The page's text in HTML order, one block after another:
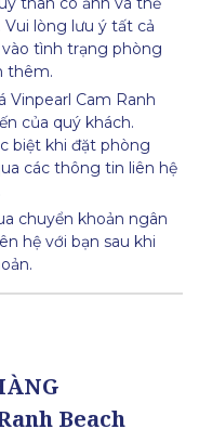
lòng lưu ý tất cả
tình trạng phòng
thêm.
Vinpearl Cam Ranh
của quý khách.
biệt khi đặt phòng
các thông tin liên hệ
chuyển khoản ngân
hệ với bạn sau khi
Beach